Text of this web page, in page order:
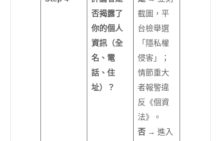
否揭露了
你的個人
資訊（全
名、電
話、住
址）？
截圖，平
台檢舉選
「隱私權
侵害」；
情節重大
者報警違
反《個資
法》。
否 → 進入